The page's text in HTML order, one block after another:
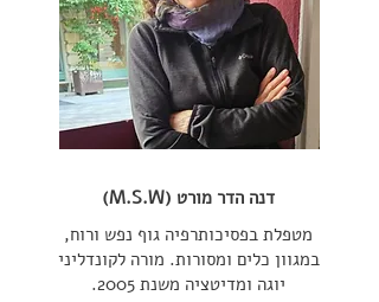
דנה הדר מורט (M.S.W)
מטפלת בפסיכותרפיה גוף נפש ורוח,
במגוון כלים ומסורות. מורה לקונדליני
יוגה ומדיטציה משנת 2005.